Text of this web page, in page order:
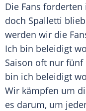
Die Fans
doch Spalletti
werden wir die
Ich bin beleidigt
Saison oft nur
bin ich beleidigt
Wir kämpfen um
es darum, um